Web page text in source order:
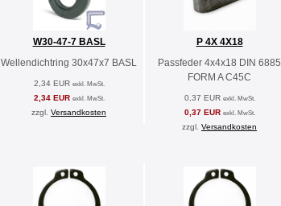
W30-47-7 BASL
Wellendichtring 30x47x7 BASL
2,34 EUR exkl. MwSt.
2,34 EUR exkl. MwSt.
zzgl. Versandkosten
P 4X 4X18
Passfeder 4x4x18 DIN 6885
FORM A C45C
0,37 EUR exkl. MwSt.
0,37 EUR exkl. MwSt.
zzgl. Versandkosten